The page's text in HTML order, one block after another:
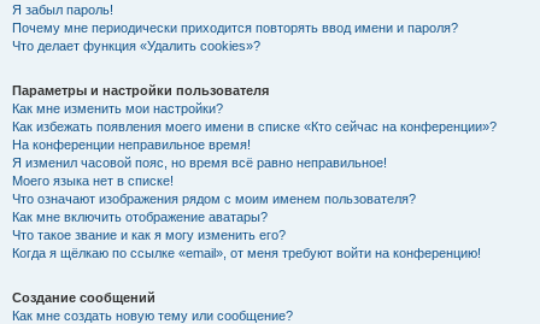
Я забыл пароль!
Почему мне периодически приходится повторять ввод имени и пароля?
Что делает функция «Удалить cookies»?
Параметры и настройки пользователя
Как мне изменить мои настройки?
Как избежать появления моего имени в списке «Кто сейчас на конференции»?
На конференции неправильное время!
Я изменил часовой пояс, но время всё равно неправильное!
Моего языка нет в списке!
Что означают изображения рядом с моим именем пользователя?
Как мне включить отображение аватары?
Что такое звание и как я могу изменить его?
Когда я щёлкаю по ссылке «email», от меня требуют войти на конференцию!
Создание сообщений
Как мне создать новую тему или сообщение?